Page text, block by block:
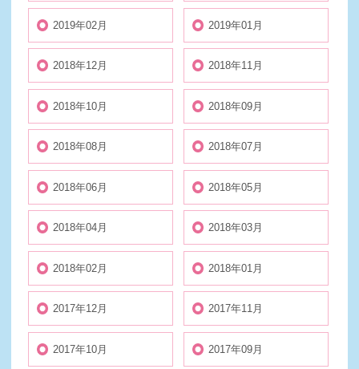
2019年02月 2019年01月
2018年12月 2018年11月
2018年10月 2018年09月
2018年08月 2018年07月
2018年06月 2018年05月
2018年04月 2018年03月
2018年02月 2018年01月
2017年12月 2017年11月
2017年10月 2017年09月